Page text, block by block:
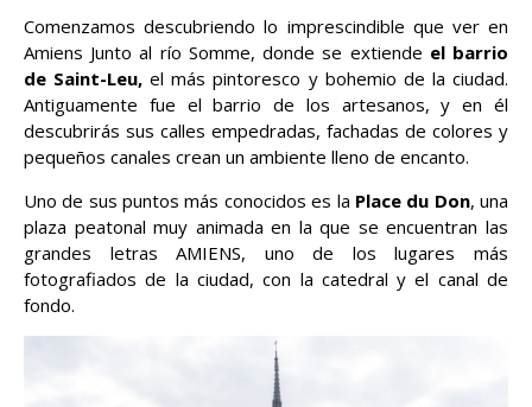
Comenzamos descubriendo lo imprescindible que ver en
Amiens Junto al río Somme, donde se extiende el barrio
de Saint-Leu, el más pintoresco y bohemio de la ciudad.
Antiguamente fue el barrio de los artesanos, y en él
descubrirás sus calles empedradas, fachadas de colores y
pequeños canales crean un ambiente lleno de encanto.
Uno de sus puntos más conocidos es la Place du Don, una
plaza peatonal muy animada en la que se encuentran las
grandes letras AMIENS, uno de los lugares más
fotografiados de la ciudad, con la catedral y el canal de
fondo.